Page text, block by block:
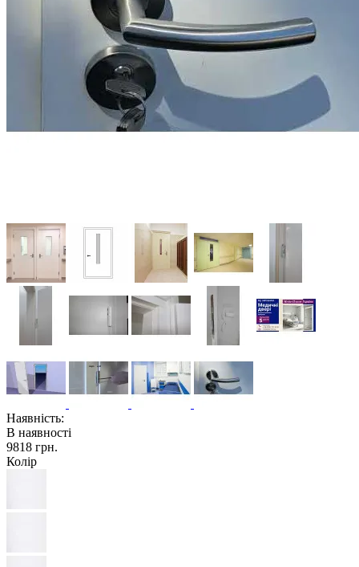
Наявність:
В наявності
9818 грн.
Колір